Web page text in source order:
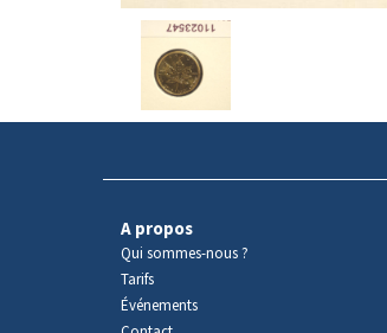
Avers
produit
A propos
Qui sommes-nous ?
Tarifs
Événements